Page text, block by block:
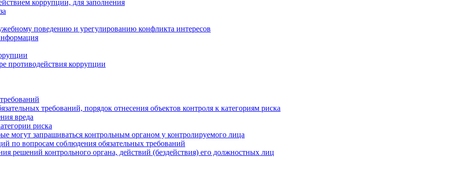
коррупции, для заполнения
поведению и урегулированию конфликта интересов
противодействия коррупции
требований, порядок отнесения объектов контроля к категориям риска
вреда
риска
могут запрашиваться контрольным органом у контролируемого лица
по вопросам соблюдения обязательных требований
решений контрольного органа, действий (бездействия) его должностных лиц